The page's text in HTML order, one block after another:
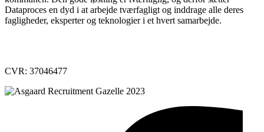
Dataproces en dyd i at arbejde tværfagligt og inddrage alle deres
fagligheder, eksperter og teknologier i et hvert samarbejde.
CVR: 37046477